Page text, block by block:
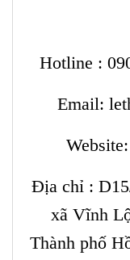
Hotline :
Email:
Website:
Địa chỉ :
xã Vĩnh
Thành phố